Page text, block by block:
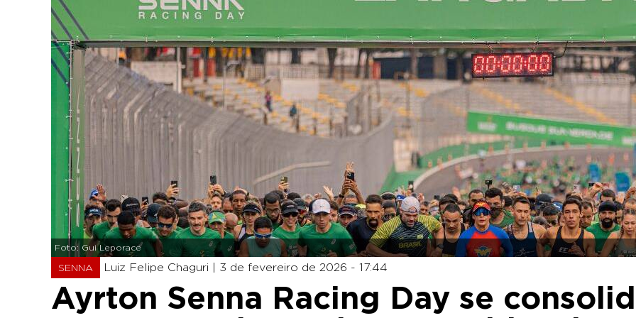
Foto: Gui Leporace
SENNA Luiz Felipe Chaguri | 3 de fevereiro de 2026 - 17:44
Ayrton Senna Racing Day se